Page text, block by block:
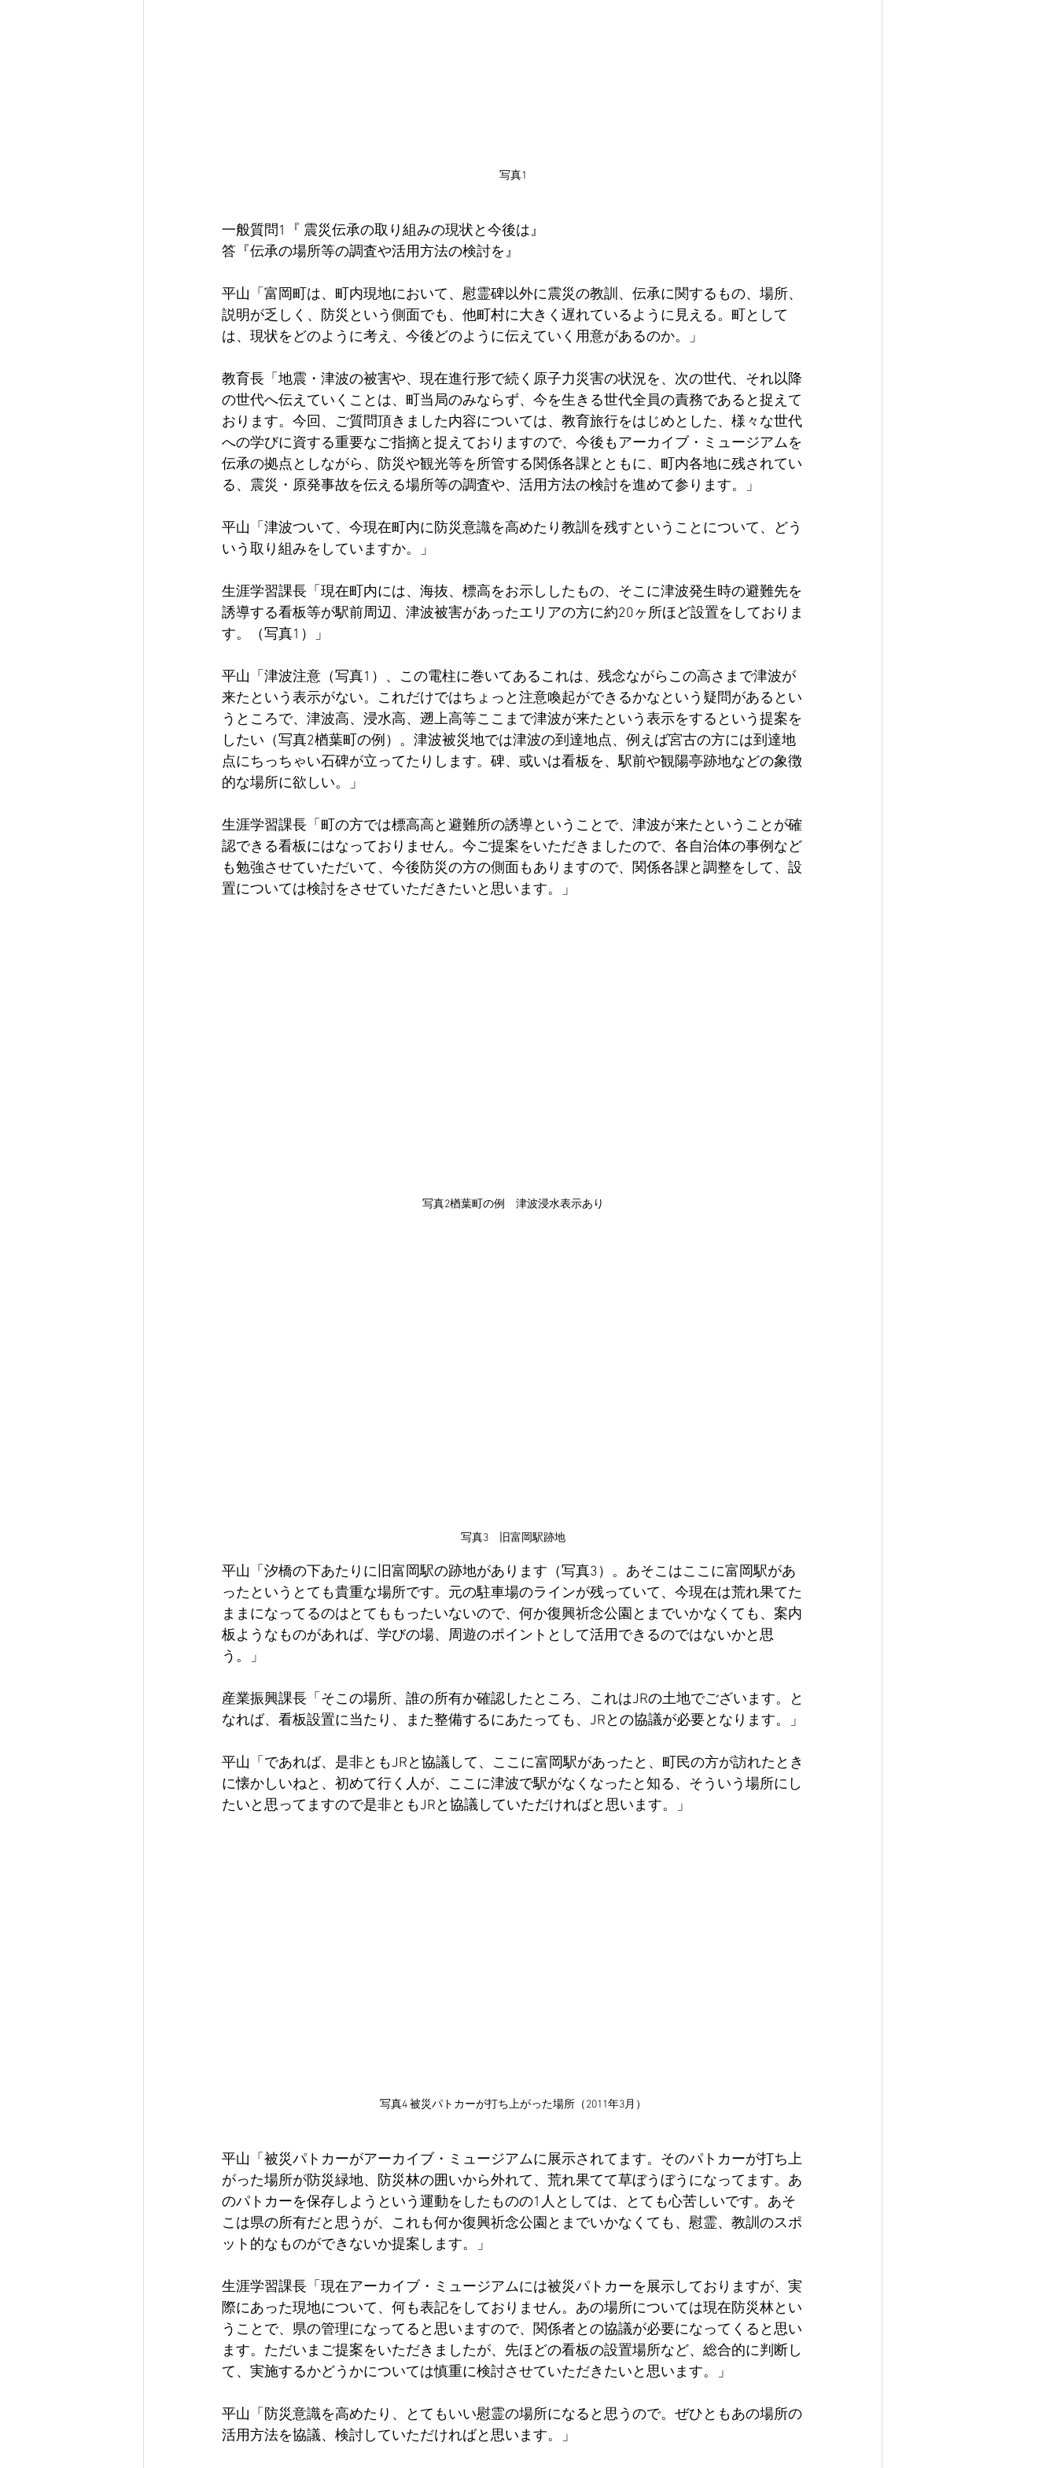
写真1
一般質問1『 震災伝承の取り組みの現状と今後は』
答『伝承の場所等の調査や活用方法の検討を』
平山「富岡町は、町内現地において、慰霊碑以外に震災の教訓、伝承に関するもの、場所、
説明が乏しく、防災という側面でも、他町村に大きく遅れているように見える。町として
は、現状をどのように考え、今後どのように伝えていく用意があるのか。」
教育長「地震・津波の被害や、現在進行形で続く原子力災害の状況を、次の世代、それ以降
の世代へ伝えていくことは、町当局のみならず、今を生きる世代全員の責務であると捉えて
おります。今回、ご質問頂きました内容については、教育旅行をはじめとした、様々な世代
への学びに資する重要なご指摘と捉えておりますので、今後もアーカイブ・ミュージアムを
伝承の拠点としながら、防災や観光等を所管する関係各課とともに、町内各地に残されてい
る、震災・原発事故を伝える場所等の調査や、活用方法の検討を進めて参ります。」
平山「津波ついて、今現在町内に防災意識を高めたり教訓を残すということについて、どう
いう取り組みをしていますか。」
生涯学習課長「現在町内には、海抜、標高をお示ししたもの、そこに津波発生時の避難先を
誘導する看板等が駅前周辺、津波被害があったエリアの方に約20ヶ所ほど設置をしておりま
す。（写真1）」
平山「津波注意（写真1）、この電柱に巻いてあるこれは、残念ながらこの高さまで津波が
来たという表示がない。これだけではちょっと注意喚起ができるかなという疑問があるとい
うところで、津波高、浸水高、遡上高等ここまで津波が来たという表示をするという提案を
したい（写真2楢葉町の例）。津波被災地では津波の到達地点、例えば宮古の方には到達地
点にちっちゃい石碑が立ってたりします。碑、或いは看板を、駅前や観陽亭跡地などの象徴
的な場所に欲しい。」
生涯学習課長「町の方では標高高と避難所の誘導ということで、津波が来たということが確
認できる看板にはなっておりません。今ご提案をいただきましたので、各自治体の事例など
も勉強させていただいて、今後防災の方の側面もありますので、関係各課と調整をして、設
置については検討をさせていただきたいと思います。」
写真2楢葉町の例　津波浸水表示あり
写真3　旧富岡駅跡地
平山「汐橋の下あたりに旧富岡駅の跡地があります（写真3）。あそこはここに富岡駅があ
ったというとても貴重な場所です。元の駐車場のラインが残っていて、今現在は荒れ果てた
ままになってるのはとてももったいないので、何か復興祈念公園とまでいかなくても、案内
板ようなものがあれば、学びの場、周遊のポイントとして活用できるのではないかと思
う。」
産業振興課長「そこの場所、誰の所有か確認したところ、これはJRの土地でございます。と
なれば、看板設置に当たり、また整備するにあたっても、JRとの協議が必要となります。」
平山「であれば、是非ともJRと協議して、ここに富岡駅があったと、町民の方が訪れたとき
に懐かしいねと、初めて行く人が、ここに津波で駅がなくなったと知る、そういう場所にし
たいと思ってますので是非ともJRと協議していただければと思います。」
写真4 被災パトカーが打ち上がった場所（2011年3月）
平山「被災パトカーがアーカイブ・ミュージアムに展示されてます。そのパトカーが打ち上
がった場所が防災緑地、防災林の囲いから外れて、荒れ果てて草ぼうぼうになってます。あ
のパトカーを保存しようという運動をしたものの1人としては、とても心苦しいです。あそ
こは県の所有だと思うが、これも何か復興祈念公園とまでいかなくても、慰霊、教訓のスポ
ット的なものができないか提案します。」
生涯学習課長「現在アーカイブ・ミュージアムには被災パトカーを展示しておりますが、実
際にあった現地について、何も表記をしておりません。あの場所については現在防災林とい
うことで、県の管理になってると思いますので、関係者との協議が必要になってくると思い
ます。ただいまご提案をいただきましたが、先ほどの看板の設置場所など、総合的に判断し
て、実施するかどうかについては慎重に検討させていただきたいと思います。」
平山「防災意識を高めたり、とてもいい慰霊の場所になると思うので。ぜひともあの場所の
活用方法を協議、検討していただければと思います。」